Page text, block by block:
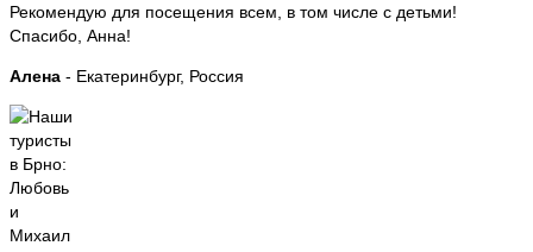
Рекомендую для посещения всем, в том числе с детьми!
Спасибо, Анна!
Алена - Екатеринбург, Россия